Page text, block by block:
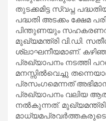
തുടക്കമിട്ട സ്വപ്ന
പദ്ധതി അടക്കം ക്ഷേമ
പിന്തുണയും
മുഖ്യമന്ത്രി വി.ഡി.
ശ്ലാഘനീയമാണ്​.
പ്രഖ്യാപനം നടത്തി
മനസ്സിൽവെച്ചു
പ്രസംഗമെന്നത്​
പ്രഖ്യാപനം വലിയ
നൽകുന്നത്​.
മാധ്യമപ്രവർത്തകരുടെ